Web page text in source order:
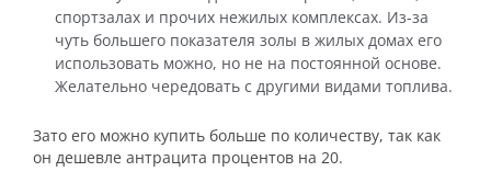
спортзалах и прочих нежилых комплексах. Из-за
чуть большего показателя золы в жилых домах его
использовать можно, но не на постоянной основе.
Желательно чередовать с другими видами топлива.
Зато его можно купить больше по количеству, так как
он дешевле антрацита процентов на 20.